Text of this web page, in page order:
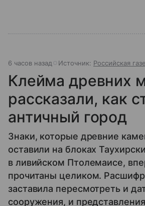
6 часов назад Источник: Российская
Клейма древних
рассказали, как
античный город
Знаки, которые древние
оставили на блоках
в ливийском Птолемаисе,
прочитаны целиком.
заставила пересмотреть и
сооружения, и